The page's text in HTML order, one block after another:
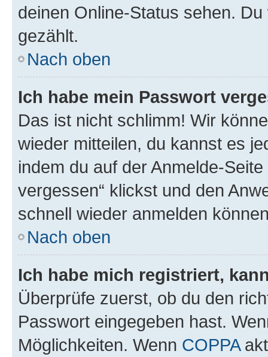
deinen Online-Status sehen.
gezählt.
Nach oben
Ich habe mein Passwort
Das ist nicht schlimm! Wir
wieder mitteilen, du kannst es
indem du auf der Anmelde-
vergessen“ klickst und den
schnell wieder anmelden
Nach oben
Ich habe mich registriert,
Überprüfe zuerst, ob du den
Passwort eingegeben hast.
Möglichkeiten. Wenn COPPA